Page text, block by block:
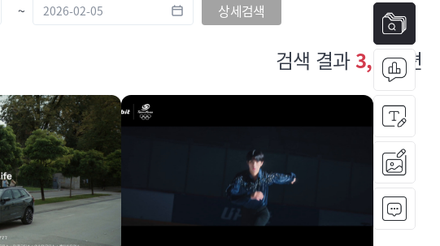
~ 상세검색
검색 결과3,717편